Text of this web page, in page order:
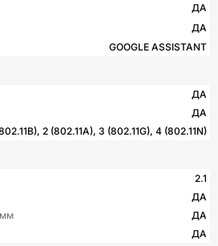
ДА
ДА
GOOGLE ASSISTANT
ДА
ДА
2 (802.11A), 3 (802.11G), 4 (802.11N)
2.1
ДА
мм
ДА
ДА